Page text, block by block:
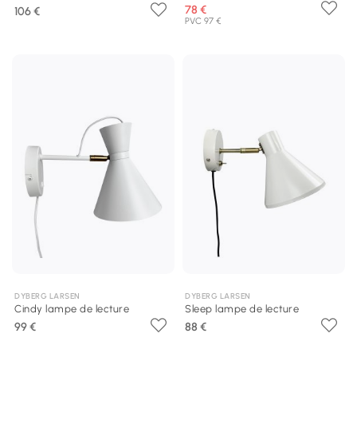
106 € 78 €
PVC 97 €
DYBERG LARSEN
Cindy lampe de lecture
99 €
DYBERG LARSEN
Sleep lampe de lecture
88 €